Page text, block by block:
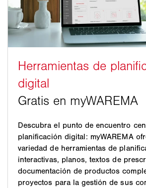
Descubra el punto de encuentro
planificación digital: myWAREMA
variedad de herramientas de
interactivas, planos, textos de
documentación de productos
proyectos para la gestión de sus